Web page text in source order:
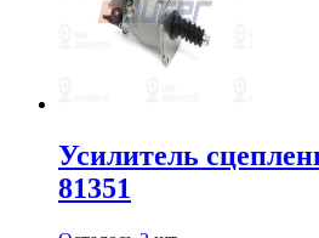
Усилитель
81351